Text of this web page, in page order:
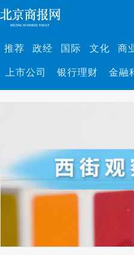
推荐 政经 国际 文化 商
上市公司 银行理财 金融